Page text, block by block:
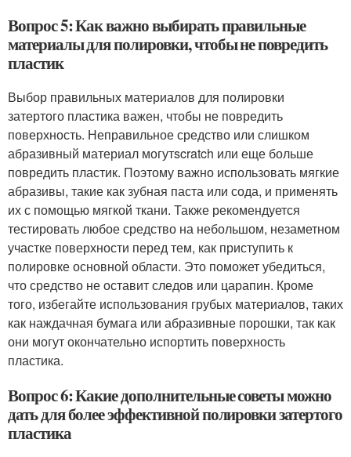
Вопрос 5: Как важно выбирать правильные
материалы для полировки, чтобы не повредить
пластик
Выбор правильных материалов для полировки
затертого пластика важен, чтобы не повредить
поверхность. Неправильное средство или слишком
абразивный материал могутscratch или еще больше
повредить пластик. Поэтому важно использовать мягкие
абразивы, такие как зубная паста или сода, и применять
их с помощью мягкой ткани. Также рекомендуется
тестировать любое средство на небольшом, незаметном
участке поверхности перед тем, как приступить к
полировке основной области. Это поможет убедиться,
что средство не оставит следов или царапин. Кроме
того, избегайте использования грубых материалов, таких
как наждачная бумага или абразивные порошки, так как
они могут окончательно испортить поверхность
пластика.
Вопрос 6: Какие дополнительные советы можно
дать для более эффективной полировки затертого
пластика